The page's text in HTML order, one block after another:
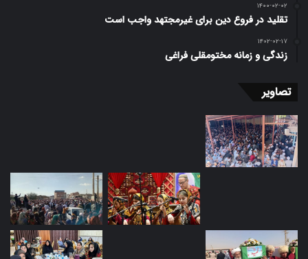
۱۴۰۰-۰۲-۰۲
تقلید در فروع دین برای غیرمجتهد واجب است
۱۴۰۲-۰۲-۱۷
زندگی و زمانه مختومقلی فراغی
تصاویر